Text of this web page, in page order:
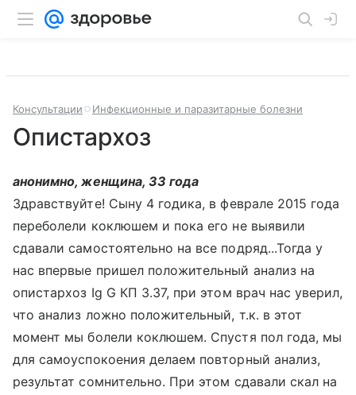
Консультации Инфекционные и паразитарные болезни
Опистархоз
анонимно, женщина, 33 года
Здравствуйте! Сыну 4 годика, в феврале 2015 года
переболели коклюшем и пока его не выявили
сдавали самостоятельно на все подряд...Тогда у
нас впервые пришел положительный анализ на
опистархоз Ig G КП 3.37, при этом врач нас уверил,
что анализ ложно положительный, т.к. в этот
момент мы болели коклюшем. Спустя пол года, мы
для самоуспокоения делаем повторный анализ,
результат сомнительно. При этом сдавали скал на